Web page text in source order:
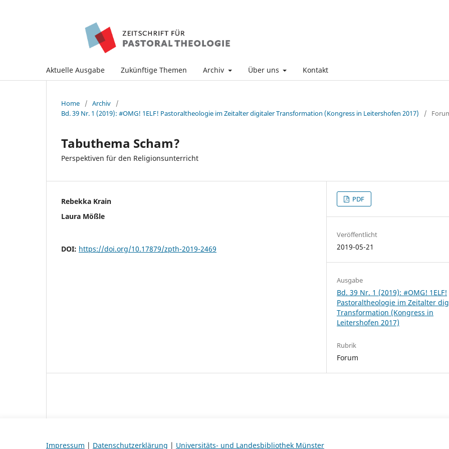
Aktuelle Ausgabe Zukünftige Themen Archiv Über uns Kontakt
Home / Archiv
/
Bd. 39 Nr. 1 (2019): #OMG! 1ELF! Pastoraltheologie im Zeitalter digitaler Transformation (Kongress in Leitershofen 2017)
/
Tabuthema Scham?
Perspektiven für den Religionsunterricht
Rebekka Krain
Laura Mößle
DOI: https://doi.org/10.17879/zpth-2019-2469
PDF
Veröffentlicht
2019-05-21
Ausgabe
Bd. 39 Nr. 1 (2019): #OMG! 1ELF!
Pastoraltheologie im Zeitalter
Transformation (Kongress in
Leitershofen 2017)
Rubrik
Forum
Impressum | Datenschutzerklärung | Universitäts- und Landesbibliothek Münster